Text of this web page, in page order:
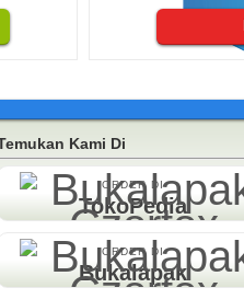
Kami Di
ORDER DI
TokoPedia
ORDER DI
Bukalapak